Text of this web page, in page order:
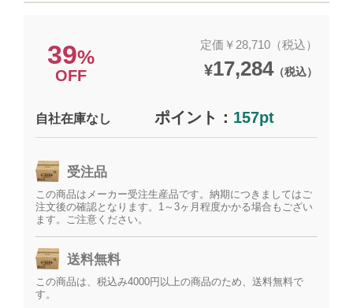
39%
OFF
定価￥28,710（税込）
¥17,284（税込）
自社在庫なし ポイント： 157pt
受注品
この商品はメーカー受注生産品です。納期につきましてはご
注文後の確認となります。1～3ヶ月程度かかる場合もござい
ます。ご注意ください。
送料無料
この商品は、税込み4000円以上の商品のため、送料無料で
す。